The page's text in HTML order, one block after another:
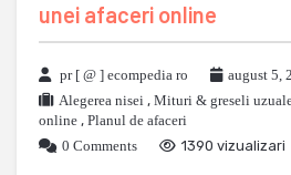
unei afaceri online
pr [ @ ] ecompedia ro
august 5,
Alegerea nisei , Mituri & greseli
online , Planul de afaceri
0 Comments
1390 vizualizari